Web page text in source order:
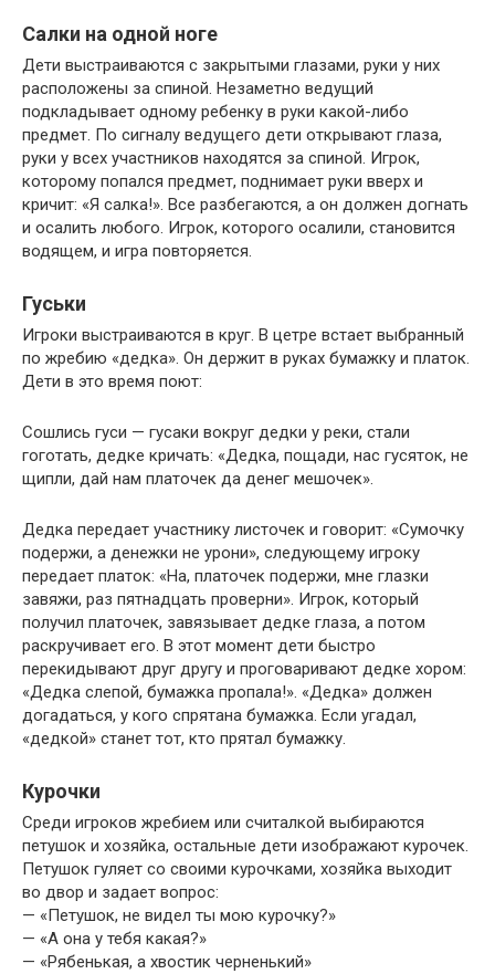
Салки на одной ноге
Дети выстраиваются с закрытыми глазами, руки у них
расположены за спиной. Незаметно ведущий
подкладывает одному ребенку в руки какой-либо
предмет. По сигналу ведущего дети открывают глаза,
руки у всех участников находятся за спиной. Игрок,
которому попался предмет, поднимает руки вверх и
кричит: «Я салка!». Все разбегаются, а он должен догнать
и осалить любого. Игрок, которого осалили, становится
водящем, и игра повторяется.
Гуськи
Игроки выстраиваются в круг. В цетре встает выбранный
по жребию «дедка». Он держит в руках бумажку и платок.
Дети в это время поют:
Сошлись гуси — гусаки вокруг дедки у реки, стали
гоготать, дедке кричать: «Дедка, пощади, нас гусяток, не
щипли, дай нам платочек да денег мешочек».
Дедка передает участнику листочек и говорит: «Сумочку
подержи, а денежки не урони», следующему игроку
передает платок: «На, платочек подержи, мне глазки
завяжи, раз пятнадцать проверни». Игрок, который
получил платочек, завязывает дедке глаза, а потом
раскручивает его. В этот момент дети быстро
перекидывают друг другу и проговаривают дедке хором:
«Дедка слепой, бумажка пропала!». «Дедка» должен
догадаться, у кого спрятана бумажка. Если угадал,
«дедкой» станет тот, кто прятал бумажку.
Курочки
Среди игроков жребием или считалкой выбираются
петушок и хозяйка, остальные дети изображают курочек.
Петушок гуляет со своими курочками, хозяйка выходит
во двор и задает вопрос:
— «Петушок, не видел ты мою курочку?»
— «А она у тебя какая?»
— «Рябенькая, а хвостик черненький»